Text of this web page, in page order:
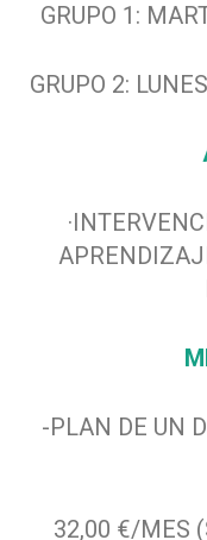
GRUPO 1:
GRUPO 2:
-PLAN DE UN
32,00 €/MES